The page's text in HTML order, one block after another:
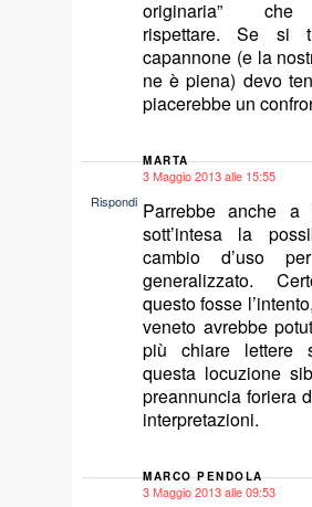
originaria” che
rispettare. Se si
capannone (e la
ne è piena) devo
piacerebbe un
MARTA
3 Maggio 2013 alle 15:55
Parrebbe anche
sott’intesa la
cambio d’uso
generalizzato.
questo fosse
veneto avrebbe
più chiare lettere
questa locuzione
preannuncia foriera
interpretazioni.
Rispondi
MARCO PENDOLA
3 Maggio 2013 alle 09:53